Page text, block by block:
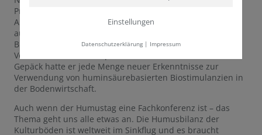
Produktion und Handel versammelten sich im Landkreis
Ammerland, um sich auszutauschen, zu netzwerken und
auf Fachvorträgen über aktuelle Chancen und Risiken der
Branche zu erfahren. Für die HUMINTECH GmbH war der
Vertriebsleiter für Europa Volker Gerdelmann vor Ort. Im
Gepäck hatte er jede Menge neuer Erkenntnisse zur
Verwendung von huminsäurebasierten Biostimulanzien in
der Bodenwirtschaft.
Auch wenn der Humustag eine Fachkonferenz ist – das
Thema geht uns alle etwas an. Die Humusbilanz der
Kulturböden ist weltweit im Sinkflug und es braucht
Einstellungen
Datenschutzerklärung| Impressum